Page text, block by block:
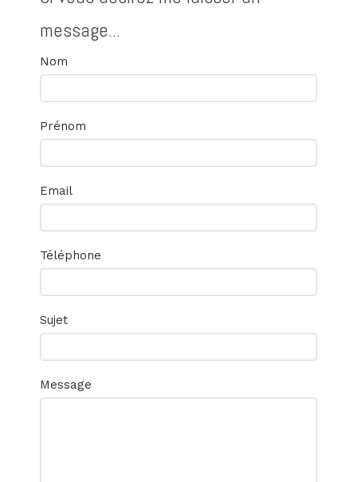
message...
Nom
Prénom
Email
Téléphone
Sujet
Message